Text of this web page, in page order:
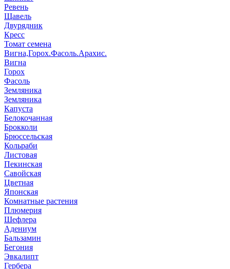
Ревень
Щавель
Двурядник
Кресс
Томат семена
Вигна,Горох.Фасоль.Арахис.
Вигна
Горох
Фасоль
Земляника
Земляника
Капуста
Белокочанная
Брокколи
Брюссельская
Кольраби
Листовая
Пекинская
Савойская
Цветная
Японская
Комнатные растения
Плюмерия
Шефлера
Адениум
Бальзамин
Бегония
Эвкалипт
Гербера